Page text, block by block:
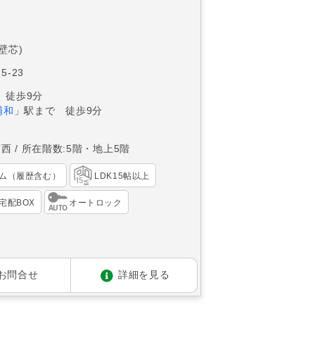
芯)
23
歩9分
和 」駅まで 徒歩9分
所在階数:5階・地上5階
（履歴含む） LDK15帖以上
配BOX オートロック
問合せ 詳細を見る